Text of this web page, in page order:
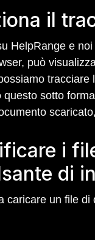
il
HelpRange e
può
sotto
i
di
caricare un file